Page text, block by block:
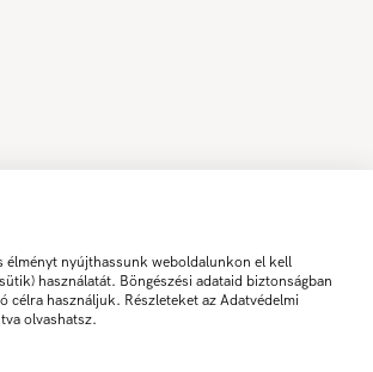
élményt nyújthassunk weboldalunkon el kell
használatát. Böngészési adataid biztonságban
célra használjuk. Részleteket az Adatvédelmi
olvashatsz.